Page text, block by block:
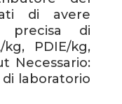
di avere
precisa di
PDIE/kg,
Necessario:
laboratorio